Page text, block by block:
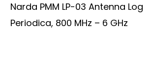
Narda PMM LP-03 Antenna Log
Periodica, 800 MHz – 6 GHz